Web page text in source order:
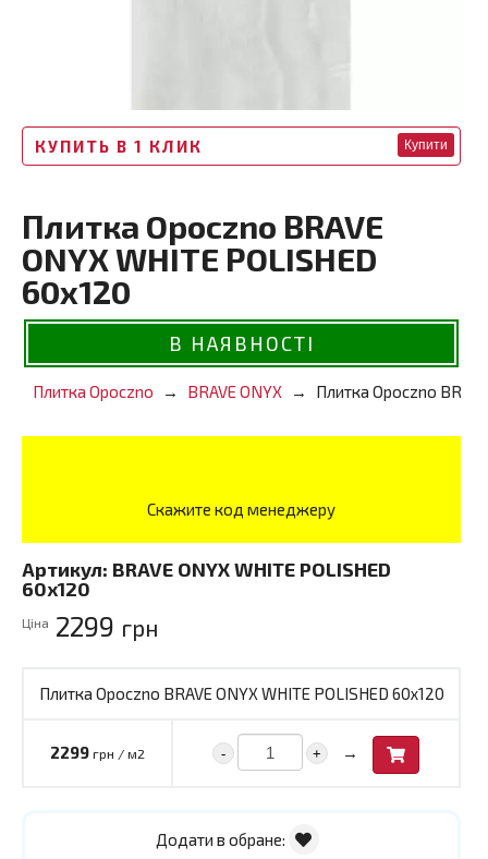
КУПИТЬ В 1 КЛИК Купити
Плитка Opoczno BRAVE
ONYX WHITE POLISHED
60x120
В НАЯВНОСТІ
Плитка Opoczno BRAVE ONYX Плитка Opoczno
Скажите код менеджеру
Артикул: BRAVE ONYX WHITE POLISHED
60x120
Ціна 2299 грн
Плитка Opoczno BRAVE ONYX WHITE POLISHED 60x120
2299 грн / м2 - + →
Додати в обране: